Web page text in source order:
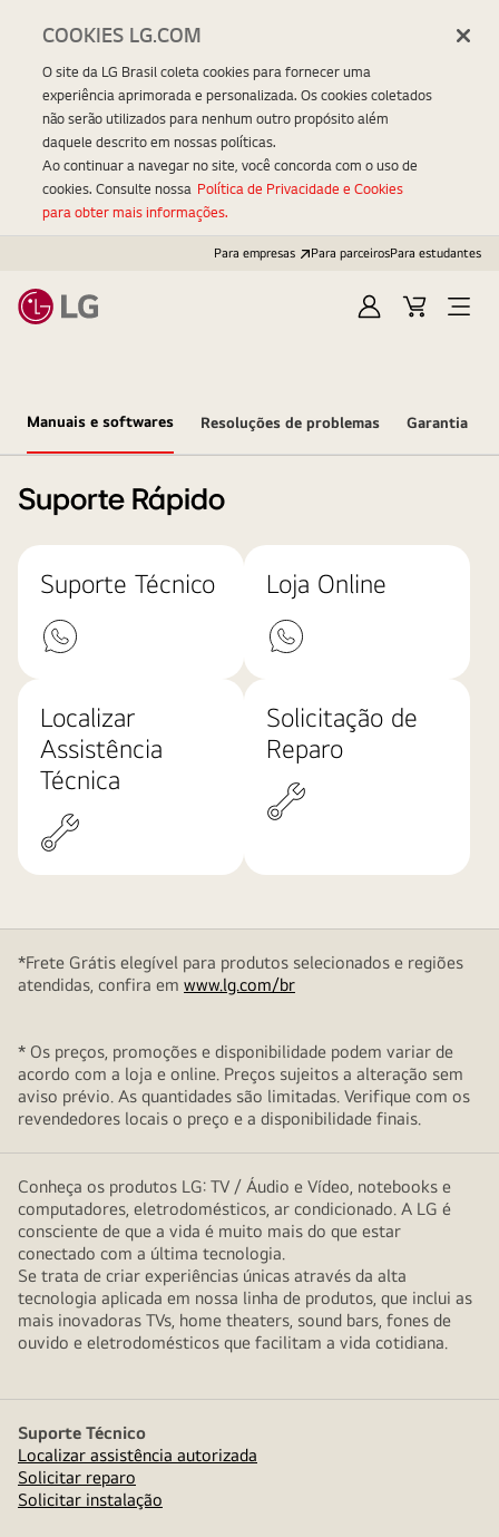
Para empresas Para parceirosPara estudantes
EntrarCarrinhoOpen
Manuais e softwares Resoluções de problemas Garantia
Suporte Rápido
Suporte Técnico Loja Online
Localizar
Assistência
Técnica
Solicitação de
Reparo
*Frete Grátis elegível para produtos selecionados e regiões
atendidas, confira em www.lg.com/br
* Os preços, promoções e disponibilidade podem variar de
acordo com a loja e online. Preços sujeitos a alteração sem
aviso prévio. As quantidades são limitadas. Verifique com os
revendedores locais o preço e a disponibilidade finais.
Conheça os produtos LG: TV / Áudio e Vídeo, notebooks e
computadores, eletrodomésticos, ar condicionado. A LG é
consciente de que a vida é muito mais do que estar
conectado com a última tecnologia.
Se trata de criar experiências únicas através da alta
tecnologia aplicada em nossa linha de produtos, que inclui as
mais inovadoras TVs, home theaters, sound bars, fones de
ouvido e eletrodomésticos que facilitam a vida cotidiana.
Suporte Técnico
Localizar assistência autorizada
Solicitar reparo
Solicitar instalação
COOKIES LG.COM
O site da LG Brasil coleta cookies para fornecer uma
experiência aprimorada e personalizada. Os cookies coletados
não serão utilizados para nenhum outro propósito além
daquele descrito em nossas políticas.
Ao continuar a navegar no site, você concorda com o uso de
cookies. Consulte nossa Política de Privacidade e Cookies
para obter mais informações.